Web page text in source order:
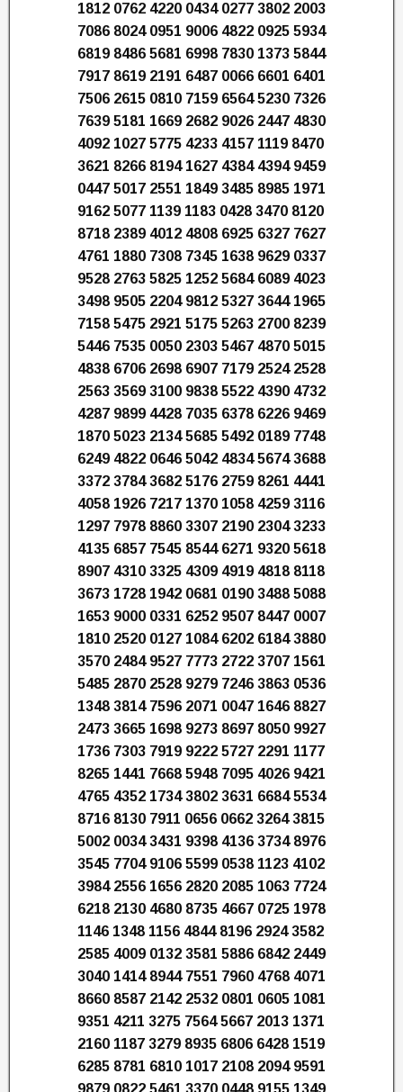
1812 0762 4220 0434 0277 3802 2003
7086 8024 0951 9006 4822 0925 5934
6819 8486 5681 6998 7830 1373 5844
7917 8619 2191 6487 0066 6601 6401
7506 2615 0810 7159 6564 5230 7326
7639 5181 1669 2682 9026 2447 4830
4092 1027 5775 4233 4157 1119 8470
3621 8266 8194 1627 4384 4394 9459
0447 5017 2551 1849 3485 8985 1971
9162 5077 1139 1183 0428 3470 8120
8718 2389 4012 4808 6925 6327 7627
4761 1880 7308 7345 1638 9629 0337
9528 2763 5825 1252 5684 6089 4023
3498 9505 2204 9812 5327 3644 1965
7158 5475 2921 5175 5263 2700 8239
5446 7535 0050 2303 5467 4870 5015
4838 6706 2698 6907 7179 2524 2528
2563 3569 3100 9838 5522 4390 4732
4287 9899 4428 7035 6378 6226 9469
1870 5023 2134 5685 5492 0189 7748
6249 4822 0646 5042 4834 5674 3688
3372 3784 3682 5176 2759 8261 4441
4058 1926 7217 1370 1058 4259 3116
1297 7978 8860 3307 2190 2304 3233
4135 6857 7545 8544 6271 9320 5618
8907 4310 3325 4309 4919 4818 8118
3673 1728 1942 0681 0190 3488 5088
1653 9000 0331 6252 9507 8447 0007
1810 2520 0127 1084 6202 6184 3880
3570 2484 9527 7773 2722 3707 1561
5485 2870 2528 9279 7246 3863 0536
1348 3814 7596 2071 0047 1646 8827
2473 3665 1698 9273 8697 8050 9927
1736 7303 7919 9222 5727 2291 1177
8265 1441 7668 5948 7095 4026 9421
4765 4352 1734 3802 3631 6684 5534
8716 8130 7911 0656 0662 3264 3815
5002 0034 3431 9398 4136 3734 8976
3545 7704 9106 5599 0538 1123 4102
3984 2556 1656 2820 2085 1063 7724
6218 2130 4680 8735 4667 0725 1978
1146 1348 1156 4844 8196 2924 3582
2585 4009 0132 3581 5886 6842 2449
3040 1414 8944 7551 7960 4768 4071
8660 8587 2142 2532 0801 0605 1081
9351 4211 3275 7564 5667 2013 1371
2160 1187 3279 8935 6806 6428 1519
6285 8781 6810 1017 2108 2094 9591
9879 0822 5461 3370 0448 9155 1349